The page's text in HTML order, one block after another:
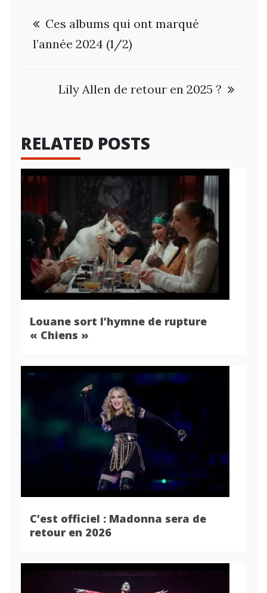
Navigation
de
l’article
Ces albums qui ont marqué
l’année 2024 (1/2)
Lily Allen de retour en 2025 ?
RELATED POSTS
Louane sort l’hymne de rupture
« Chiens »
C’est officiel : Madonna sera de
retour en 2026